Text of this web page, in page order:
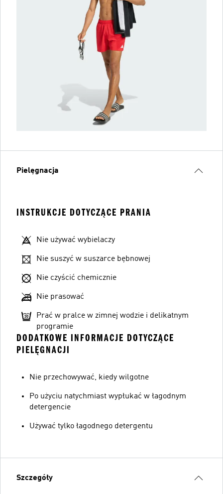
Pielęgnacja
INSTRUKCJE DOTYCZĄCE PRANIA
Nie używać wybielaczy
Nie suszyć w suszarce bębnowej
Nie czyścić chemicznie
Nie prasować
Prać w pralce w zimnej wodzie i delikatnym
programie
DODATKOWE INFORMACJE DOTYCZĄCE
PIELĘGNACJI
Nie przechowywać, kiedy wilgotne
Po użyciu natychmiast wypłukać w łagodnym
detergencie
Używać tylko łagodnego detergentu
Szczegóły